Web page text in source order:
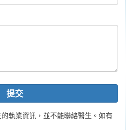
提交
執業資訊，並不能聯絡醫生。如有